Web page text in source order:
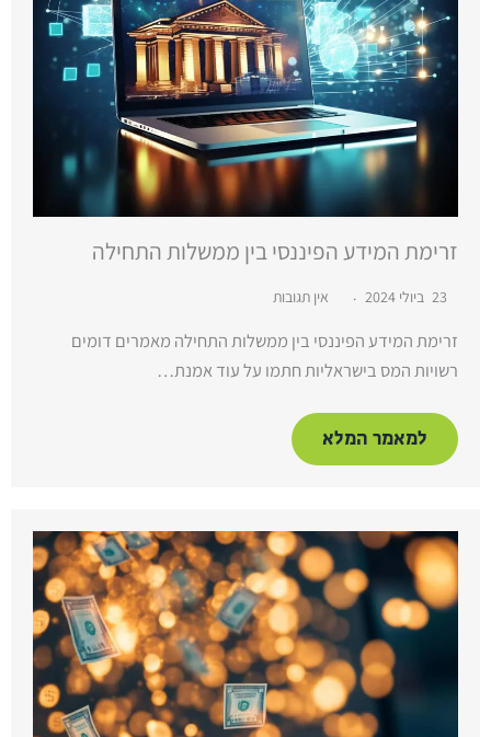
זרימת המידע הפיננסי בין ממשלות התחילה
23 ביולי 2024 אין תגובות
זרימת המידע הפיננסי בין ממשלות התחילה מאמרים דומים
רשויות המס בישראליות חתמו על עוד אמנת…
למאמר המלא